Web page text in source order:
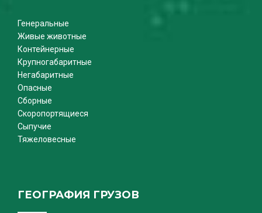
Генеральные
Живые животные
Контейнерные
Крупногабаритные
Негабаритные
Опасные
Сборные
Скоропортящиеся
Сыпучие
Тяжеловесные
ГЕОГРАФИЯ ГРУЗОВ